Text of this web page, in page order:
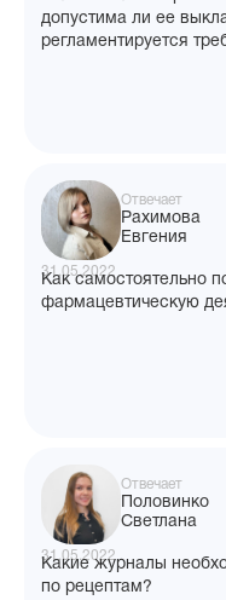
допустима ли ее
регламентируется
Отвечает
Рахимова
Евгения
31.05.2022
Как самостоятельно
фармацевтическую
Отвечает
Половинко
Светлана
31.05.2022
Какие журналы
по рецептам?